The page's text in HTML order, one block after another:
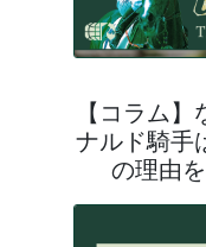
【コラム
ナルド騎手
の理由